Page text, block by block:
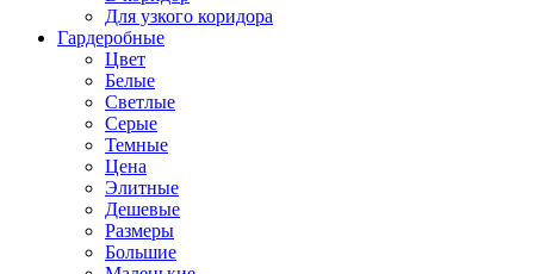
Для узкого коридора
Гардеробные
Цвет
Белые
Светлые
Серые
Темные
Цена
Элитные
Дешевые
Размеры
Большие